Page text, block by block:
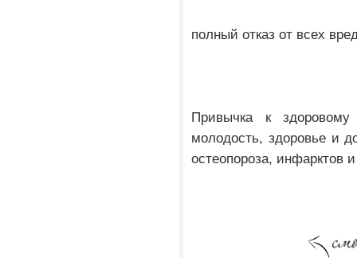
полный отказ от всех
Привычка к
молодость, здоровье и
остеопороза, инфарктов